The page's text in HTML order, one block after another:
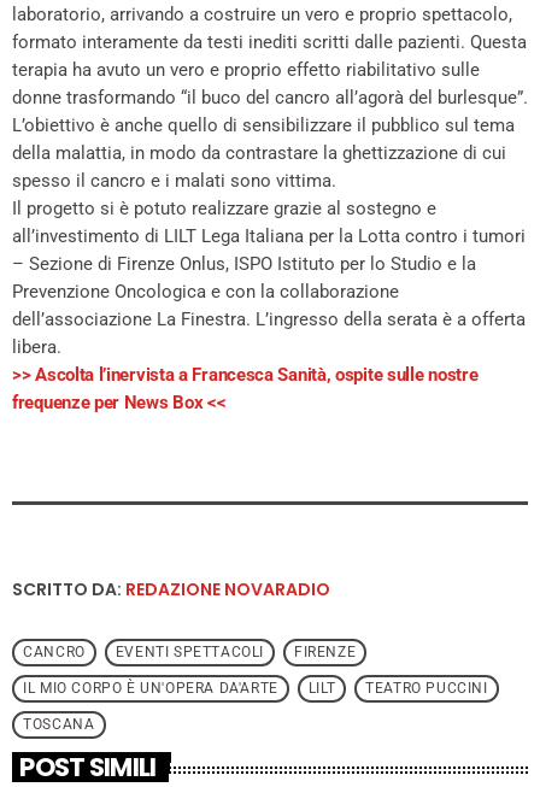
laboratorio, arrivando a costruire un vero e proprio spettacolo,
formato interamente da testi inediti scritti dalle pazienti. Questa
terapia ha avuto un vero e proprio effetto riabilitativo sulle
donne trasformando “il buco del cancro all’agorà del burlesque”.
L’obiettivo è anche quello di sensibilizzare il pubblico sul tema
della malattia, in modo da contrastare la ghettizzazione di cui
spesso il cancro e i malati sono vittima.
Il progetto si è potuto realizzare grazie al sostegno e
all’investimento di LILT Lega Italiana per la Lotta contro i tumori
– Sezione di Firenze Onlus, ISPO Istituto per lo Studio e la
Prevenzione Oncologica e con la collaborazione
dell’associazione La Finestra. L’ingresso della serata è a offerta
libera.
>> Ascolta l’inervista a Francesca Sanità, ospite sulle nostre
frequenze per News Box <<
SCRITTO DA: REDAZIONE NOVARADIO
CANCRO EVENTI SPETTACOLI FIRENZE
IL MIO CORPO È UN'OPERA DA'ARTE LILT TEATRO PUCCINI
TOSCANA
POST SIMILI